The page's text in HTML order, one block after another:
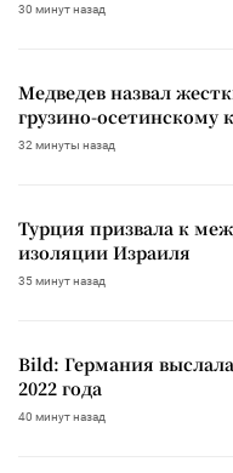
30 минут назад
Медведев назвал
грузино-осетинскому
32 минуты назад
Турция призвала к
изоляции Израиля
35 минут назад
Bild: Германия
2022 года
40 минут назад